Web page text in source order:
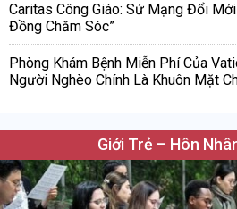
Caritas Công Giáo: Sứ Mạng Đổi Mới
Đồng Chăm Sóc”
Phòng Khám Bệnh Miễn Phí Của
Người Nghèo Chính Là Khuôn Mặt
Giới Trẻ – Hôn